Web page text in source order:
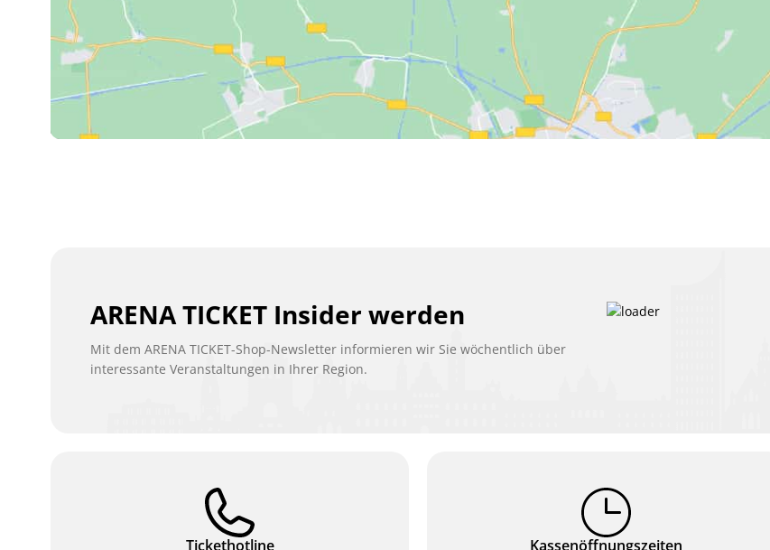
ARENA TICKET Insider werden
Mit dem ARENA TICKET-Shop-Newsletter informieren wir Sie wöchentlich über
interessante Veranstaltungen in Ihrer Region.
Tickethotline Kassenöffnungszeiten